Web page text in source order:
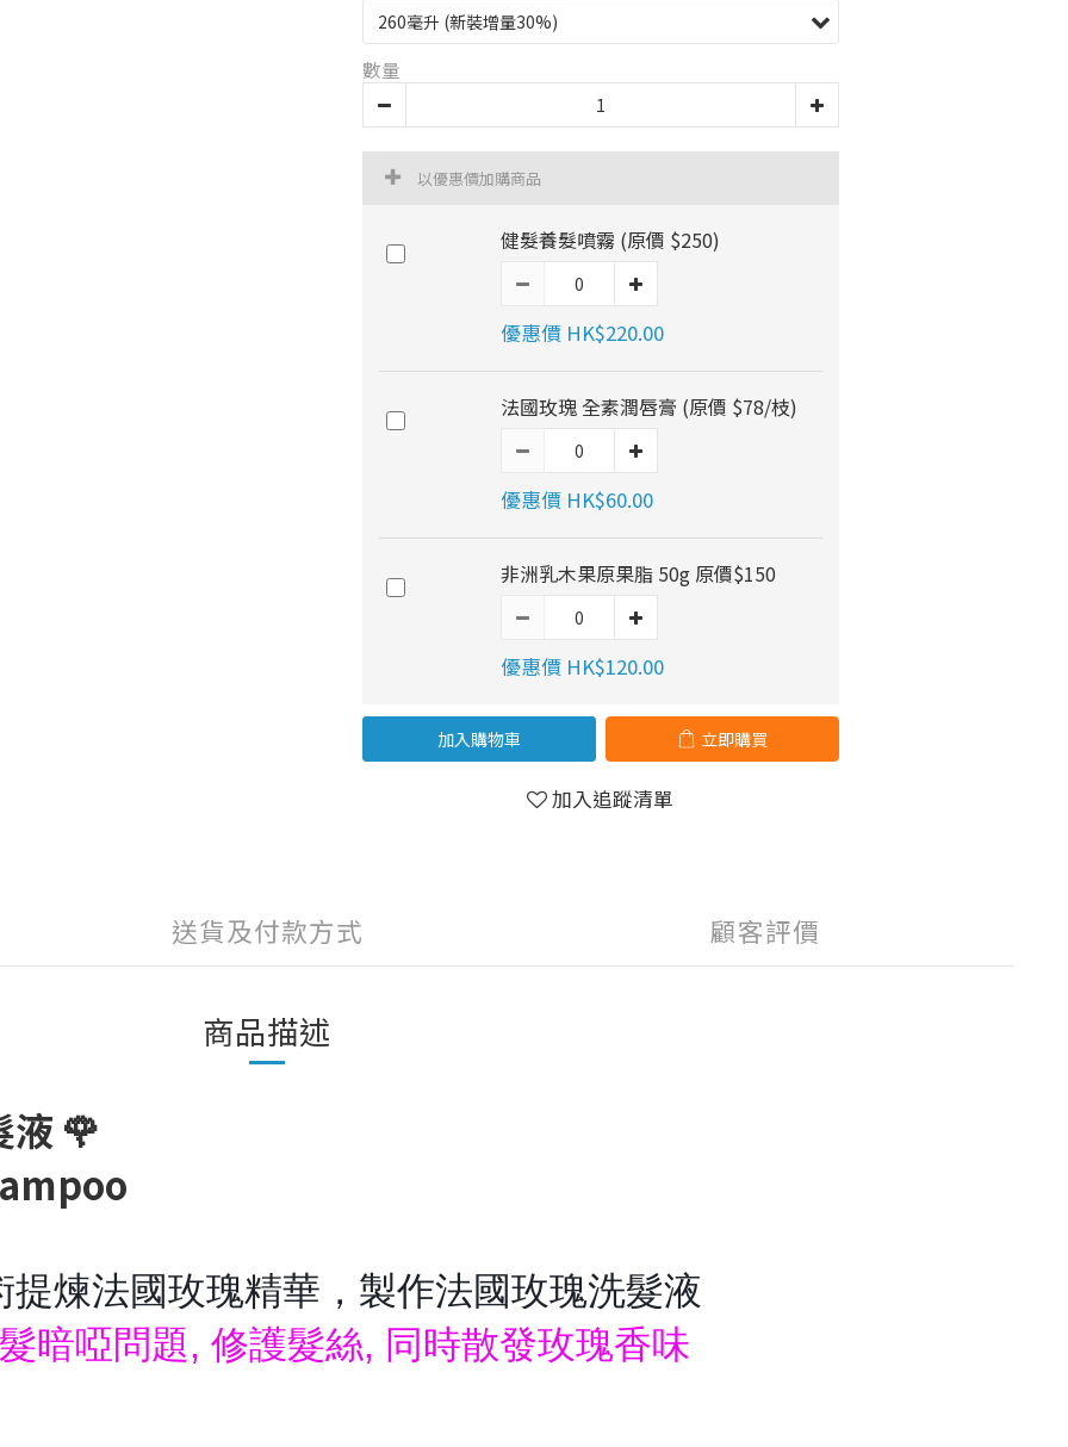
數量
以優惠價加購商品
健髮養髮噴霧 (原價 $250)
優惠價 HK$220.00
法國玫瑰 全素潤唇膏 (原價 $78/枝)
優惠價 HK$60.00
非洲乳木果原果脂 50g 原價$150
優惠價 HK$120.00
加入購物車 立即購買
加入追蹤清單
送貨及付款方式 顧客評價
商品描述
🌹
煉法國玫瑰精華，製作法國玫瑰洗髮液
暗啞問題, 修護髮絲, 同時散發玫瑰香味